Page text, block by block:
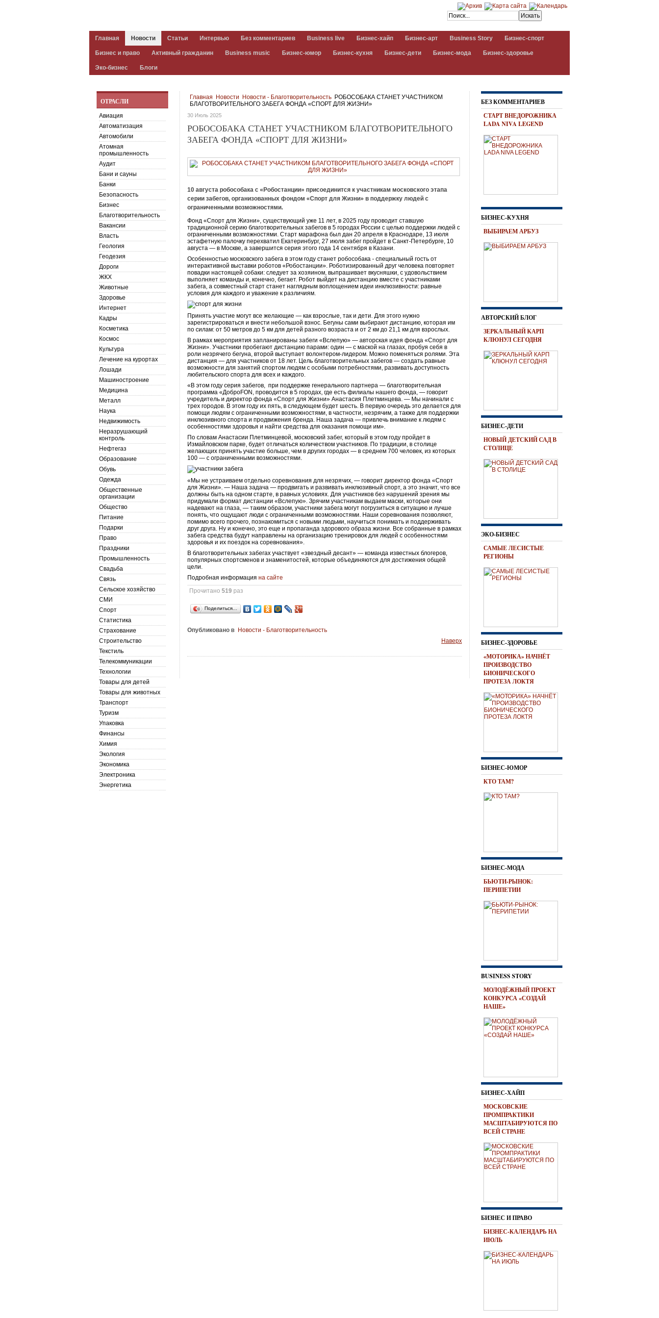
Главная Новости Статьи Интервью Без комментариев Business live Бизнес-хайп Бизнес-арт Business Story Бизнес-спорт
Бизнес и право Активный гражданин Business music Бизнес-юмор Бизнес-кухня Бизнес-дети Бизнес-мода Бизнес-здоровье
Эко-бизнес Блоги
Главная Новости Новости - Благотворительность РОБОСОБАКА СТАНЕТ УЧАСТНИКОМ
БЛАГОТВОРИТЕЛЬНОГО ЗАБЕГА ФОНДА «СПОРТ ДЛЯ ЖИЗНИ»
30 Июль 2025
РОБОСОБАКА СТАНЕТ УЧАСТНИКОМ БЛАГОТВОРИТЕЛЬНОГО
ЗАБЕГА ФОНДА «СПОРТ ДЛЯ ЖИЗНИ»
10 августа робособака с «Робостанции» присоединится к участникам московского этапа
серии забегов, организованных фондом «Спорт для Жизни» в поддержку людей с
ограниченными возможностями.
Фонд «Спорт для Жизни», существующий уже 11 лет, в 2025 году проводит ставшую
традиционной серию благотворительных забегов в 5 городах России с целью поддержки людей с
ограниченными возможностями. Старт марафона был дан 20 апреля в Краснодаре, 13 июля
эстафетную палочку перехватил Екатеринбург, 27 июля забег пройдет в Санкт-Петербурге, 10
августа — в Москве, а завершится серия этого года 14 сентября в Казани.
Особенностью московского забега в этом году станет робособака - специальный гость от
интерактивной выставки роботов «Робостанции». Роботизированный друг человека повторяет
повадки настоящей собаки: следует за хозяином, выпрашивает вкусняшки, с удовольствием
выполняет команды и, конечно, бегает. Робот выйдет на дистанцию вместе с участниками
забега, а совместный старт станет наглядным воплощением идеи инклюзивности: равные
условия для каждого и уважение к различиям.
Принять участие могут все желающие — как взрослые, так и дети. Для этого нужно
зарегистрироваться и внести небольшой взнос. Бегуны сами выбирают дистанцию, которая им
по силам: от 50 метров до 5 км для детей разного возраста и от 2 км до 21,1 км для взрослых.
В рамках мероприятия запланированы забеги «Вслепую» — авторская идея фонда «Спорт для
Жизни». Участники пробегают дистанцию парами: один — с маской на глазах, пробуя себя в
роли незрячего бегуна, второй выступает волонтером-лидером. Можно поменяться ролями. Эта
дистанция — для участников от 18 лет. Цель благотворительных забегов — создать равные
возможности для занятий спортом людям с особыми потребностями, развивать доступность
любительского спорта для всех и каждого.
«В этом году серия забегов, при поддержке генерального партнера — благотворительная
программа «ДоброFON, проводится в 5 городах, где есть филиалы нашего фонда, — говорит
учредитель и директор фонда «Спорт для Жизни» Анастасия Плетминцева. — Мы начинали с
трех городов. В этом году их пять, в следующем будет шесть. В первую очередь это делается для
помощи людям с ограниченными возможностями, в частности, незрячим, а также для поддержки
инклюзивного спорта и продвижения бренда. Наша задача — привлечь внимание к людям с
особенностями здоровья и найти средства для оказания помощи им».
По словам Анастасии Плетминцевой, московский забег, который в этом году пройдет в
Измайловском парке, будет отличаться количеством участников. По традиции, в столице
желающих принять участие больше, чем в других городах — в среднем 700 человек, из которых
100 — с ограниченными возможностями.
«Мы не устраиваем отдельно соревнования для незрячих, — говорит директор фонда «Спорт
для Жизни». — Наша задача — продвигать и развивать инклюзивный спорт, а это значит, что все
должны быть на одном старте, в равных условиях. Для участников без нарушений зрения мы
придумали формат дистанции «Вслепую». Зрячим участникам выдаем маски, которые они
надевают на глаза, — таким образом, участники забега могут погрузиться в ситуацию и лучше
понять, что ощущают люди с ограниченными возможностями. Наши соревнования позволяют,
помимо всего прочего, познакомиться с новыми людьми, научиться понимать и поддерживать
друг друга. Ну и конечно, это еще и пропаганда здорового образа жизни. Все собранные в рамках
забега средства будут направлены на организацию тренировок для людей с особенностями
здоровья и их поездок на соревнования».
В благотворительных забегах участвует «звездный десант» — команда известных блогеров,
популярных спортсменов и знаменитостей, которые объединяются для достижения общей
цели.
Подробная информацияна сайте
Прочитано519 раз
Поделиться…
Опубликовано в
Новости - Благотворительность
Наверх
ОТРАСЛИ
Авиация
Автоматизация
Автомобили
Атомная
промышленность
Аудит
Бани и сауны
Банки
Безопасность
Бизнес
Благотворительность
Вакансии
Власть
Геология
Геодезия
Дороги
ЖКХ
Животные
Здоровье
Интернет
Кадры
Косметика
Космос
Культура
Лечение на курортах
Лошади
Машиностроение
Медицина
Металл
Наука
Недвижимость
Неразрушающий
контроль
Нефтегаз
Образование
Обувь
Одежда
Общественные
организации
Общество
Питание
Подарки
Право
Праздники
Промышленность
Свадьба
Связь
Сельское хозяйство
СМИ
Спорт
Статистика
Страхование
Строительство
Текстиль
Телекоммуникации
Технологии
Товары для детей
Товары для животных
Транспорт
Туризм
Упаковка
Финансы
Химия
Экология
Экономика
Электроника
Энергетика
БЕЗ КОММЕНТАРИЕВ
СТАРТ ВНЕДОРОЖНИКА
LADA NIVA LEGEND
БИЗНЕС-КУХНЯ
ВЫБИРАЕМ АРБУЗ
АВТОРСКИЙ БЛОГ
ЗЕРКАЛЬНЫЙ КАРП
КЛЮНУЛ СЕГОДНЯ
БИЗНЕС-ДЕТИ
НОВЫЙ ДЕТСКИЙ САД В
СТОЛИЦЕ
ЭКО-БИЗНЕС
САМЫЕ ЛЕСИСТЫЕ
РЕГИОНЫ
БИЗНЕС-ЗДОРОВЬЕ
«МОТОРИКА» НАЧНЁТ
ПРОИЗВОДСТВО
БИОНИЧЕСКОГО
ПРОТЕЗА ЛОКТЯ
БИЗНЕС-ЮМОР
КТО ТАМ?
БИЗНЕС-МОДА
БЬЮТИ-РЫНОК:
ПЕРИПЕТИИ
BUSINESS STORY
МОЛОДЁЖНЫЙ ПРОЕКТ
КОНКУРСА «СОЗДАЙ
НАШЕ»
БИЗНЕС-ХАЙП
МОСКОВСКИЕ
ПРОМПРАКТИКИ
МАСШТАБИРУЮТСЯ ПО
ВСЕЙ СТРАНЕ
БИЗНЕС И ПРАВО
БИЗНЕС-КАЛЕНДАРЬ НА
ИЮЛЬ